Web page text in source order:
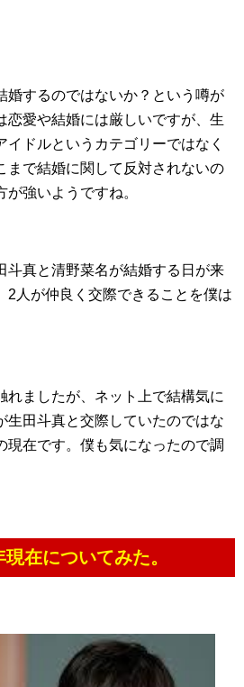
婚するのではないか？という噂が
恋愛や結婚には厳しいですが、生
イドルというカテゴリーではなく
まで結婚に関して反対されないの
強いようですね。
斗真と清野菜名が結婚する日が来
2人が仲良く交際できることを僕は
れましたが、ネット上で結構気に
生田斗真と交際していたのではな
現在です。僕も気になったので調
在についてみた。